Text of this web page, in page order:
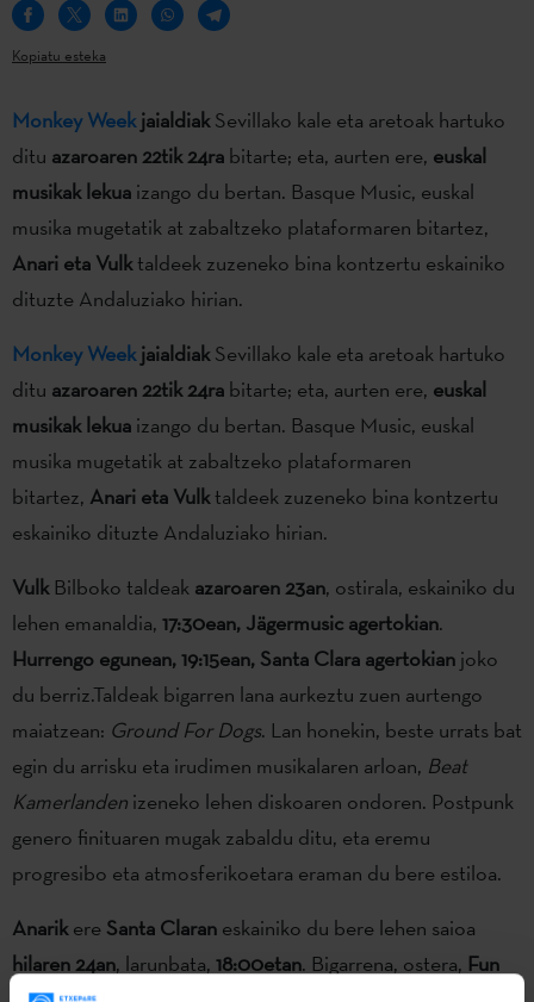
Kopiatu esteka
Monkey WeekjaialdiakSevillako kale eta aretoak hartuko
ditu azaroaren 22tik 24ra bitarte; eta, aurten ere, euskal
musikak lekua izango du bertan. Basque Music, euskal
musika mugetatik at zabaltzeko plataformaren bitartez,
Anari eta Vulktaldeek zuzeneko bina kontzertu eskainiko
dituzte Andaluziako hirian.
Monkey WeekjaialdiakSevillako kale eta aretoak hartuko
ditu azaroaren 22tik 24ra bitarte; eta, aurten ere, euskal
musikak lekua izango du bertan. Basque Music, euskal
musika mugetatik at zabaltzeko plataformaren
bitartez, Anari eta Vulktaldeek zuzeneko bina kontzertu
eskainiko dituzte Andaluziako hirian.
VulkBilboko taldeak azaroaren 23an, ostirala, eskainiko du
lehen emanaldia, 17:30ean, Jägermusic agertokian.
Hurrengo egunean, 19:15ean, Santa Clara agertokian joko
du berriz.Taldeak bigarren lana aurkeztu zuen aurtengo
maiatzean: Ground For Dogs. Lan honekin, beste urrats bat
egin du arrisku eta irudimen musikalaren arloan, Beat
Kamerlanden izeneko lehen diskoaren ondoren. Postpunk
genero finituaren mugak zabaldu ditu, eta eremu
progresibo eta atmosferikoetara eraman du bere estiloa.
Anarikere Santa Claran eskainiko du bere lehen saioa
hilaren 24an, larunbata, 18:00etan. Bigarrena, ostera, Fun